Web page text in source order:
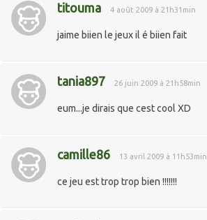
titouma 4 août 2009 à 21h31min
jaime biien le jeux il é biien fait
tania897 26 juin 2009 à 21h58min
eum...je dirais que cest cool XD
camille86 13 avril 2009 à 11h53min
ce jeu est trop trop bien !!!!!!!